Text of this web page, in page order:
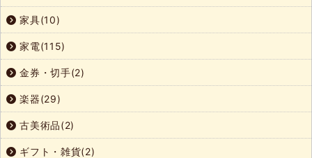
家具(10)
家電(115)
金券・切手(2)
楽器(29)
古美術品(2)
ギフト・雑貨(2)